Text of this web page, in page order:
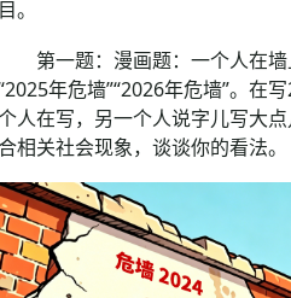
。
一题：漫画题：一个人在墙
年危墙”“2026年危墙”。在
人在写，另一个人说字儿写大
相关社会现象，谈谈你的看法。